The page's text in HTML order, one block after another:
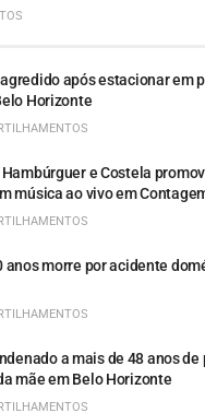
após estacionar em
Horizonte
e Costela
música ao vivo em
anos morre por acidente
a mais de 48 anos de
mãe em Belo Horizonte